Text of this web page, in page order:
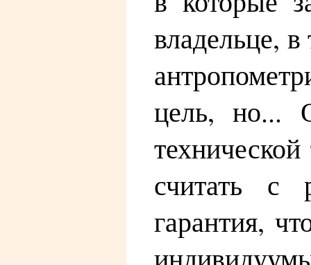
владельце,
цель, но...
считать с
гарантия,